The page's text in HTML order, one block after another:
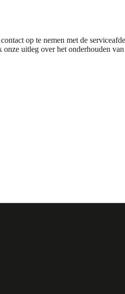
op te nemen met de
onze uitleg over het onderhouden